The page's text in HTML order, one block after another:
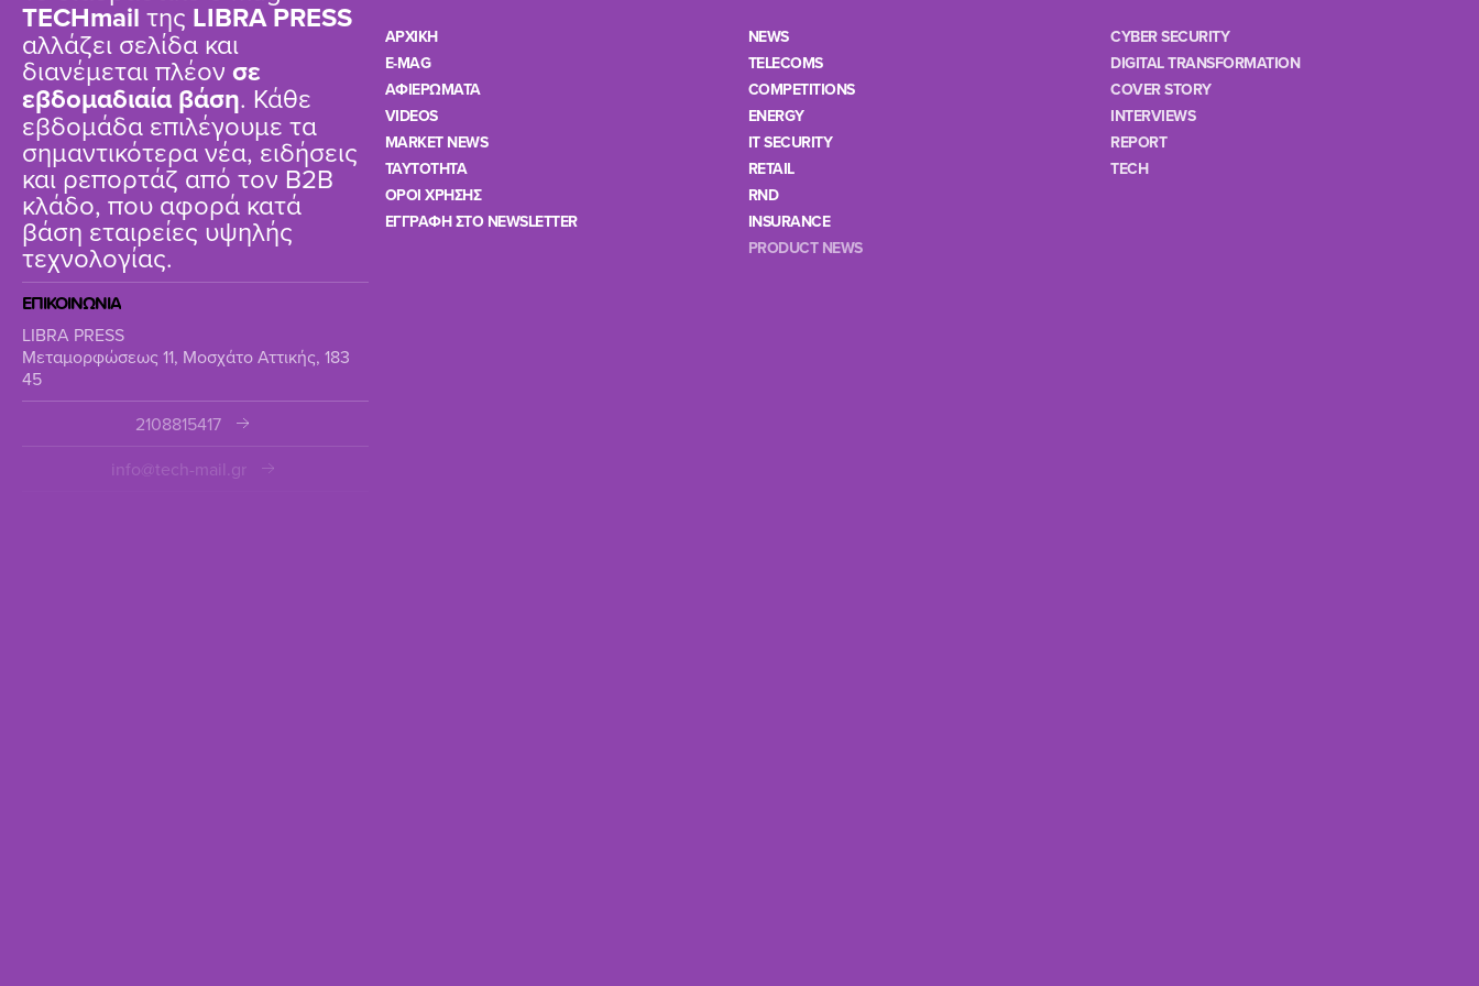
TΕCHmail της LIBRA PRESS
αλλάζει σελίδα και
διανέμεται πλέον σε
εβδομαδιαία βάση. Κάθε
εβδομάδα επιλέγουμε τα
σημαντικότερα νέα, ειδήσεις
και ρεπορτάζ από τον B2B
κλάδο, που αφορά κατά
βάση εταιρείες υψηλής
τεχνολογίας.
ΕΠΙΚΟΙΝΩΝΙΑ
LIBRA PRESS
Μεταμορφώσεως 11, Μοσχάτο Αττικής, 183
45
2108815417
info@tech-mail.gr
ΑΡΧΙΚΗ
E-MAG
ΑΦΙΕΡΩΜΑΤΑ
VIDEOS
MARKET NEWS
TAYTOTHTA
ΟΡΟΙ ΧΡΗΣΗΣ
ΕΓΓΡΑΦΗ ΣΤΟ NEWSLETTER
NEWS
TELECOMS
COMPETITIONS
ENERGY
IT SECURITY
RETAIL
RND
INSURANCE
PRODUCT NEWS
CYBER SECURITY
DIGITAL TRANSFORMATION
COVER STORY
INTERVIEWS
REPORT
TECH